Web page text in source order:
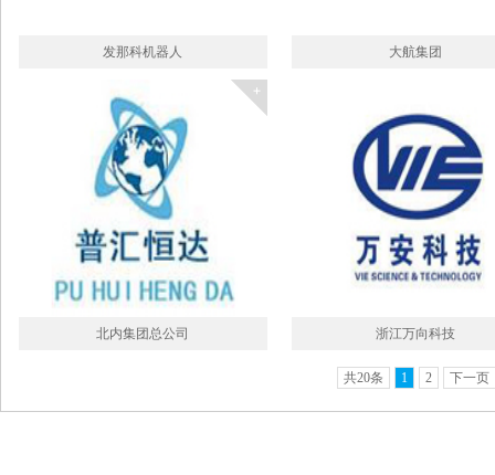
发那科机器人 大航集团
北内集团总公司 浙江万向科技
共20条 1 2 下一页